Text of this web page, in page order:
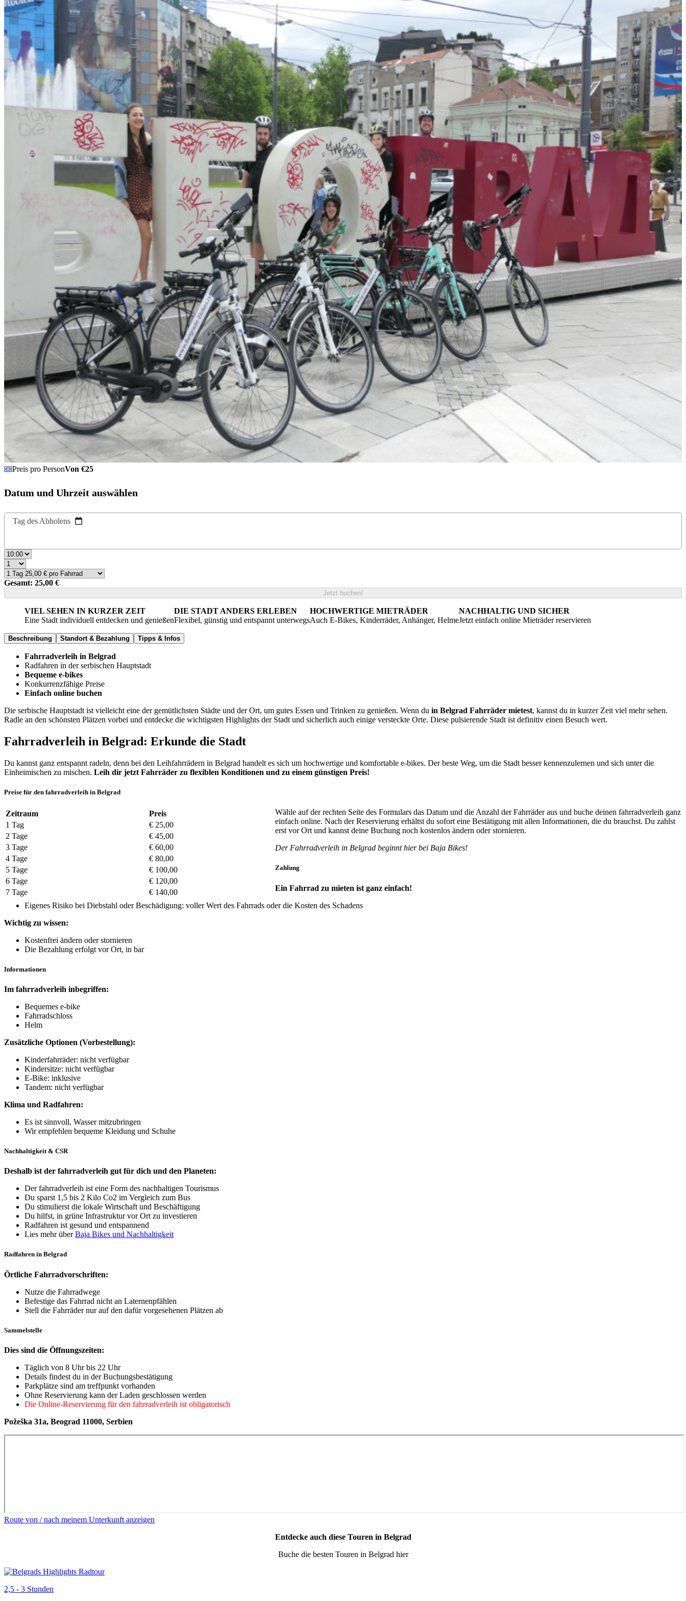
Preis pro PersonVon €25
Datum und Uhrzeit auswählen
Tag des Abholens
Gesamt: 25,00 €
Jetzt buchen!
VIEL SEHEN IN KURZER ZEIT
Eine Stadt individuell entdecken und genießen
DIE STADT ANDERS ERLEBEN
Flexibel, günstig und entspannt unterwegs
HOCHWERTIGE MIETRÄDER
Auch E-Bikes, Kinderräder, Anhänger, Helme
NACHHALTIG UND SICHER
Jetzt einfach online Mieträder reservieren
Beschreibung Standort & Bezahlung Tipps & Infos
Fahrradverleih in Belgrad
Radfahren in der serbischen Hauptstadt
Bequeme e-bikes
Konkurrenzfähige Preise
Einfach online buchen
Die serbische Hauptstadt ist vielleicht eine der gemütlichsten Städte und der Ort, um gutes Essen und Trinken zu genießen. Wenn du in Belgrad Fahrräder mietest, kannst du in kurzer Zeit viel mehr sehen.
Radle an den schönsten Plätzen vorbei und entdecke die wichtigsten Highlights der Stadt und sicherlich auch einige versteckte Orte. Diese pulsierende Stadt ist definitiv einen Besuch wert.
Fahrradverleih in Belgrad: Erkunde die Stadt
Du kannst ganz entspannt radeln, denn bei den Leihfahrrädern in Belgrad handelt es sich um hochwertige und komfortable e-bikes. Der beste Weg, um die Stadt besser kennenzulernen und sich unter die
Einheimischen zu mischen. Leih dir jetzt Fahrräder zu flexiblen Konditionen und zu einem günstigen Preis!
Preise für den fahrradverleih in Belgrad
Zeitraum
Preis
1 Tag
€ 25,00
2 Tage
€ 45,00
3 Tage
€ 60,00
4 Tage
€ 80,00
5 Tage
€ 100,00
6 Tage
€ 120,00
7 Tage
€ 140,00
Wähle auf der rechten Seite des Formulars das Datum und die Anzahl der Fahrräder aus und buche deinen fahrradverleih ganz
einfach online. Nach der Reservierung erhältst du sofort eine Bestätigung mit allen Informationen, die du brauchst. Du zahlst
erst vor Ort und kannst deine Buchung noch kostenlos ändern oder stornieren.
Der Fahrradverleih in Belgrad beginnt hier bei Baja Bikes!
Zahlung
Ein Fahrrad zu mieten ist ganz einfach!
Eigenes Risiko bei Diebstahl oder Beschädigung: voller Wert des Fahrrads oder die Kosten des Schadens
Wichtig zu wissen:
Kostenfrei ändern oder stornieren
Die Bezahlung erfolgt vor Ort, in bar
Informationen
Im fahrradverleih inbegriffen:
Bequemes e-bike
Fahrradschloss
Helm
Zusätzliche Optionen (Vorbestellung):
Kinderfahrräder: nicht verfügbar
Kindersitze: nicht verfügbar
E-Bike: inklusive
Tandem: nicht verfügbar
Klima und Radfahren:
Es ist sinnvoll, Wasser mitzubringen
Wir empfehlen bequeme Kleidung und Schuhe
Nachhaltigkeit & CSR
Deshalb ist der fahrradverleih gut für dich und den Planeten:
Der fahrradverleih ist eine Form des nachhaltigen Tourismus
Du sparst 1,5 bis 2 Kilo Co2 im Vergleich zum Bus
Du stimulierst die lokale Wirtschaft und Beschäftigung
Du hilfst, in grüne Infrastruktur vor Ort zu investieren
Radfahren ist gesund und entspannend
Lies mehr überBaja Bikes und Nachhaltigkeit
Radfahren in Belgrad
Örtliche Fahrradvorschriften:
Nutze die Fahrradwege
Befestige das Fahrrad nicht an Laternenpfählen
Stell die Fahrräder nur auf den dafür vorgesehenen Plätzen ab
Sammelstelle
Dies sind die Öffnungszeiten:
Täglich von 8 Uhr bis 22 Uhr
Details findest du in der Buchungsbestätigung
Parkplätze sind am treffpunkt vorhanden
Ohne Reservierung kann der Laden geschlossen werden
Die Online-Reservierung für den fahrradverleih ist obligatorisch
Požeška 31a, Beograd 11000, Serbien
Route von / nach meinem Unterkunft anzeigen
Entdecke auch diese Touren in Belgrad
Buche die besten Touren in Belgrad hier
2,5 - 3 Stunden